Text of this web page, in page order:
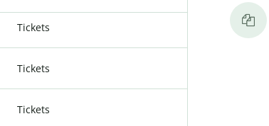
Tickets
Tickets
Tickets